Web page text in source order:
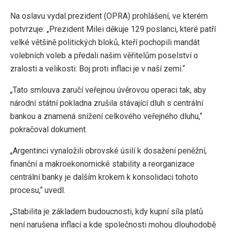
Na oslavu vydal prezident (OPRA) prohlášení, ve kterém
potvrzuje: „Prezident Milei děkuje 129 poslanci, které patří
velké většině politických bloků, kteří pochopili mandát
volebních voleb a předali našim věřitelům poselství o
zralosti a velikosti: Boj proti inflaci je v naší zemi.“
„Tato smlouva zaručí veřejnou úvěrovou operaci tak, aby
národní státní pokladna zrušila stávající dluh s centrální
bankou a znamená snížení celkového veřejného dluhu,“
pokračoval dokument.
„Argentinci vynaložili obrovské úsilí k dosažení peněžní,
finanční a makroekonomické stability a reorganizace
centrální banky je dalším krokem k konsolidaci tohoto
procesu,“ uvedl.
„Stabilita je základem budoucnosti, kdy kupní síla platů
není narušena inflací a kde společnosti mohou dlouhodobě